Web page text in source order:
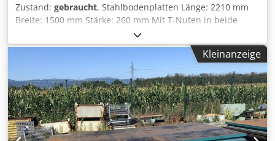
Zustand: gebraucht, Stahlbodenplatten Länge: 2210 mm
Breite: 1500 mm Stärke: 260 mm Mit T-Nuten in beide
Richtungen Codpfx Amozmw Iijvoha Gewicht: ca. 2 t 3
gleiche Platten verfügbar.
Kleinanzeige